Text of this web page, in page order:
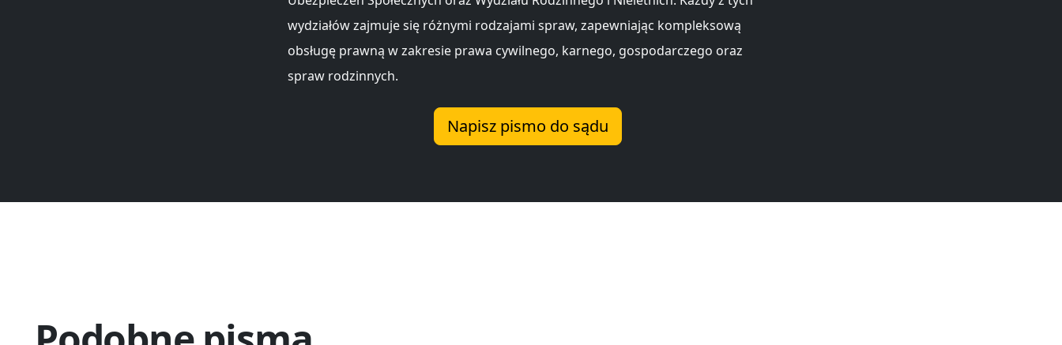
wydziałów zajmuje się różnymi rodzajami spraw, zapewniając kompleksową
obsługę prawną w zakresie prawa cywilnego, karnego, gospodarczego oraz
spraw rodzinnych.
Napisz pismo do sądu